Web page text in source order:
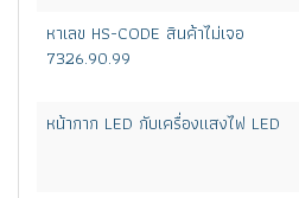
หาเลข HS-CODE สินค้าไม่เจอ
7326.90.99
หน้ากาก LED กับเครื่องแสงไฟ LED